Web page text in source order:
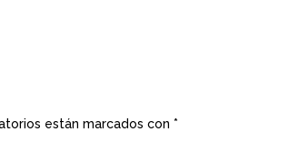
están marcados con*